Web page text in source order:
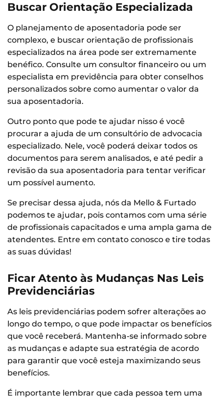
Buscar Orientação Especializada
O planejamento de aposentadoria pode ser
complexo, e buscar orientação de profissionais
especializados na área pode ser extremamente
benéfico. Consulte um consultor financeiro ou um
especialista em previdência para obter conselhos
personalizados sobre como aumentar o valor da
sua aposentadoria.
Outro ponto que pode te ajudar nisso é você
procurar a ajuda de um consultório de advocacia
especializado. Nele, você poderá deixar todos os
documentos para serem analisados, e até pedir a
revisão da sua aposentadoria para tentar verificar
um possível aumento.
Se precisar dessa ajuda, nós da Mello & Furtado
podemos te ajudar, pois contamos com uma série
de profissionais capacitados e uma ampla gama de
atendentes. Entre em contato conosco e tire todas
as suas dúvidas!
Ficar Atento às Mudanças Nas Leis
Previdenciárias
As leis previdenciárias podem sofrer alterações ao
longo do tempo, o que pode impactar os benefícios
que você receberá. Mantenha-se informado sobre
as mudanças e adapte sua estratégia de acordo
para garantir que você esteja maximizando seus
benefícios.
É importante lembrar que cada pessoa tem uma